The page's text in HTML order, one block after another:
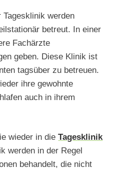
werden
betreut. In einer
Fachärzte
geben. Diese Klinik ist
tagsüber zu betreuen.
ihre gewohnte
auch in ihrem
wieder in dieTagesklinik
werden in der Regel
behandelt, die nicht